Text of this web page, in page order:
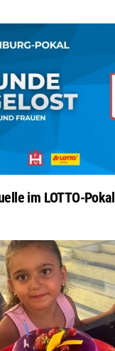
im LOTTO-Pokal